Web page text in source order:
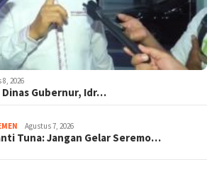
2026
Dinas Gubernur, Idr…
Agustus 7, 2026
Tuna: Jangan Gelar Seremo…